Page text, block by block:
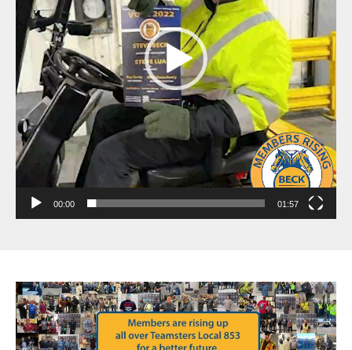
00:00 01:57